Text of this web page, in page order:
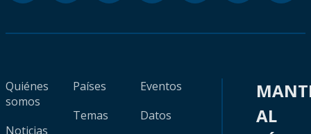
Quiénes
somos
Noticias
Países
Temas
Eventos
Datos
AL